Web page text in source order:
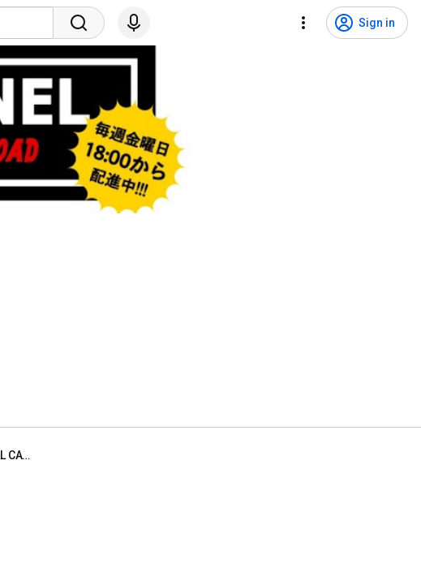
Sign in
【チョッパー】2024年最初のチョパトロは5年ぶりにHELL CATをご紹介！【chopper introduction】【チョパトロ】ViSE Clothing